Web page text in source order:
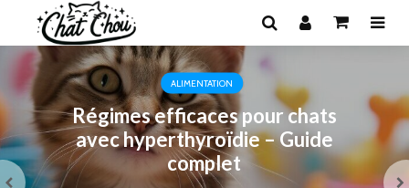
ALIMENTATION
Régimes efficaces pour chats
avec hyperthyroïdie – Guide
complet